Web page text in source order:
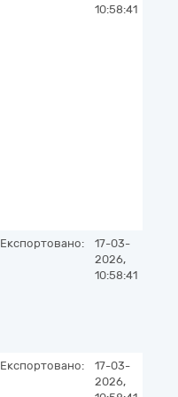
10:58:41
Експортовано:
17-03-
2026,
10:58:41
Експортовано:
17-03-
2026,